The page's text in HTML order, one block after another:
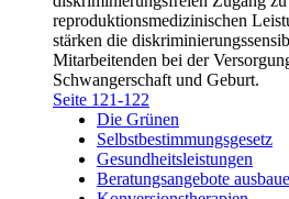
reproduktionsmedizinischen
stärken die
Mitarbeitenden bei der
Schwangerschaft und Geburt.
Seite 121-122
Die Grünen
Selbstbestimmungsgesetz
Gesundheitsleistungen
Beratungsangebote